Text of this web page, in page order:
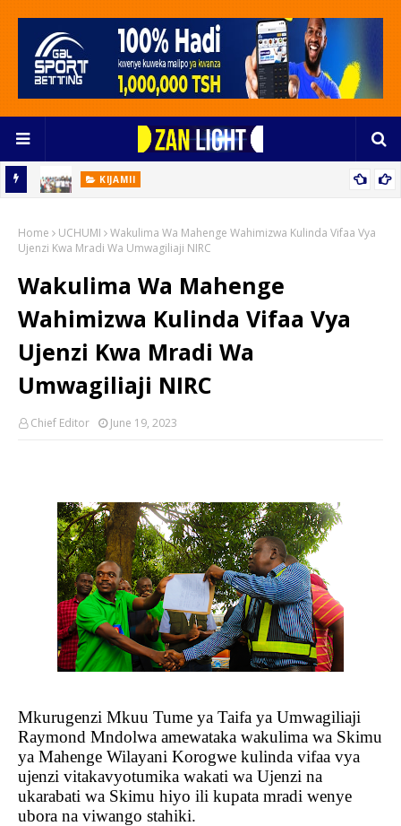
KIJAMII
Home UCHUMI
Wakulima Wa Mahenge Wahimizwa Kulinda Vifaa Vya
Ujenzi Kwa Mradi Wa Umwagiliaji NIRC
Wakulima Wa Mahenge
Wahimizwa Kulinda Vifaa Vya
Ujenzi Kwa Mradi Wa
Umwagiliaji NIRC
Chief Editor June 19, 2023
Mkurugenzi Mkuu Tume ya Taifa ya Umwagiliaji
Raymond Mndolwa amewataka wakulima wa Skimu
ya Mahenge Wilayani Korogwe kulinda vifaa vya
ujenzi vitakavyotumika wakati wa Ujenzi na
ukarabati wa Skimu hiyo ili kupata mradi wenye
ubora na viwango stahiki.